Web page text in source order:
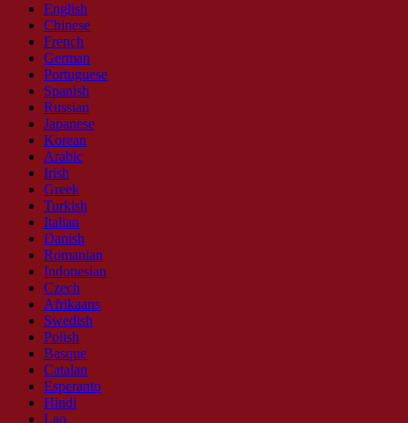
English
Chinese
French
German
Portuguese
Spanish
Russian
Japanese
Korean
Arabic
Irish
Greek
Turkish
Italian
Danish
Romanian
Indonesian
Czech
Afrikaans
Swedish
Polish
Basque
Catalan
Esperanto
Hindi
Lao